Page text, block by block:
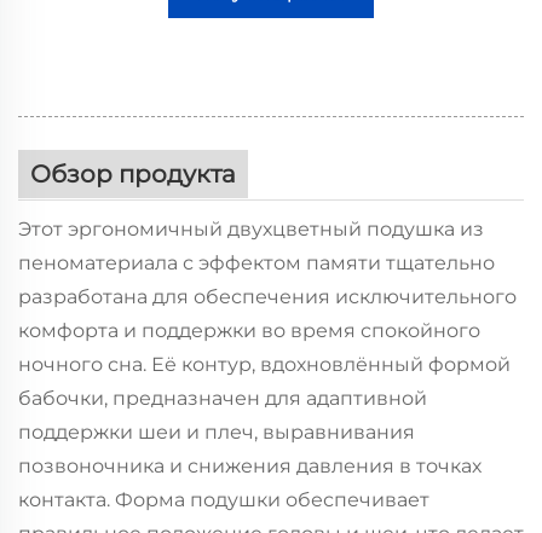
Обзор продукта
Этот эргономичный двухцветный подушка из
пеноматериала с эффектом памяти тщательно
разработана для обеспечения исключительного
комфорта и поддержки во время спокойного
ночного сна. Её контур, вдохновлённый формой
бабочки, предназначен для адаптивной
поддержки шеи и плеч, выравнивания
позвоночника и снижения давления в точках
контакта. Форма подушки обеспечивает